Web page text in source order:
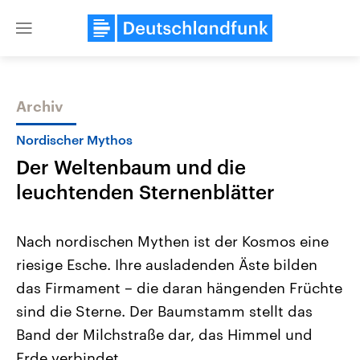
Close
Themen
Landtagswahl Sachsen-Anhalt
2026
Alle Informationen
Sachsen-Anhalt wählt am 6.
September 2026 einen neuen
Landtag. Seit 2021 wird das
Bundesland von einer Koalition aus
USA
Aktuelle Beiträge,
Hintergründe
Wirtschaftlich und
gehören die Vereinigten
den mächtigsten Ländern
Archiv
Nordischer Mythos
Der Weltenbaum und die
leuchtenden Sternenblätter
Nach nordischen Mythen ist der Kosmos eine
riesige Esche. Ihre ausladenden Äste bilden
das Firmament – die daran hängenden Früchte
sind die Sterne. Der Baumstamm stellt das
Band der Milchstraße dar, das Himmel und